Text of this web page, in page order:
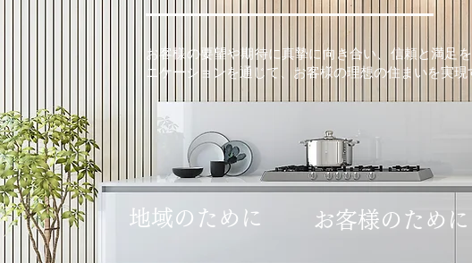
お客様の要望や期待に真摯に向き合い、信頼と満足
ニケーションを通じて、お客様の理想の住まいを実現
​地域のために お客様のために